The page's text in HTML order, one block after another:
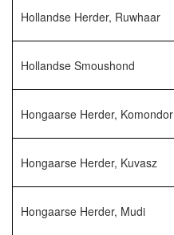
Hollandse Herder, Ruwhaar
Hollandse Smoushond
Hongaarse Herder, Komondor
Hongaarse Herder, Kuvasz
Hongaarse Herder, Mudi